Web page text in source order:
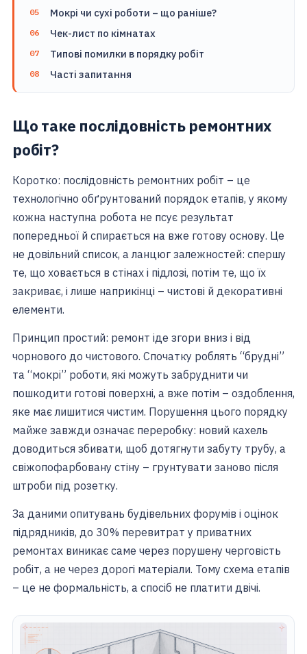
Мокрі чи сухі роботи – що раніше?
Чек-лист по кімнатах
Типові помилки в порядку робіт
Часті запитання
Що таке послідовність ремонтних
робіт?
Коротко: послідовність ремонтних робіт – це
технологічно обґрунтований порядок етапів, у якому
кожна наступна робота не псує результат
попередньої й спирається на вже готову основу. Це
не довільний список, а ланцюг залежностей: спершу
те, що ховається в стінах і підлозі, потім те, що їх
закриває, і лише наприкінці – чистові й декоративні
елементи.
Принцип простий: ремонт іде згори вниз і від
чорнового до чистового. Спочатку роблять “брудні”
та “мокрі” роботи, які можуть забруднити чи
пошкодити готові поверхні, а вже потім – оздоблення,
яке має лишитися чистим. Порушення цього порядку
майже завжди означає переробку: новий кахель
доводиться збивати, щоб дотягнути забуту трубу, а
свіжопофарбовану стіну – грунтувати заново після
штроби під розетку.
За даними опитувань будівельних форумів і оцінок
підрядників, до 30% перевитрат у приватних
ремонтах виникає саме через порушену черговість
робіт, а не через дорогі матеріали. Тому схема етапів
– це не формальність, а спосіб не платити двічі.